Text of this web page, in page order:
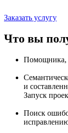
Заказать услугу
Что вы
Помощника,
и
Запуск
Поиск